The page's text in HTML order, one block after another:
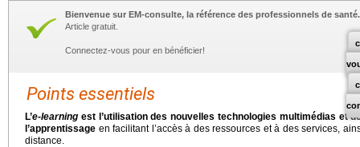
Bienvenue sur EM-consulte, la référence des professionnels de santé.
Article gratuit.
Connectez-vous pour en bénéficier!
Points essentiels
L’e-learning est l’utilisation des nouvelles technologies multimédias et
l’apprentissage en facilitant l’accès à des ressources et à des services,
distance.